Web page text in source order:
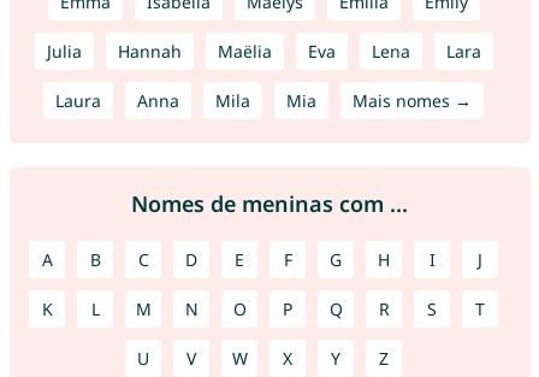
Julia Hannah Maëlia Eva Lena Lara
Laura Anna Mila Mia Mais nomes →
Nomes de meninas com ...
A B C D E F G H I J
K L M N O P Q R S T
U V W X Y Z